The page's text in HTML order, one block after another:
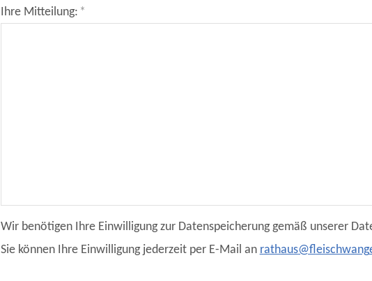
Ihre Mitteilung: *
Wir benötigen Ihre Einwilligung zur Datenspeicherung gemäß unserer
Sie können Ihre Einwilligung jederzeit per E-Mail an r th s fl schw ng